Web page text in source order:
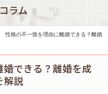
ラム
性格の不一致を理由に離婚できる？離婚
できる？離婚を成
解説